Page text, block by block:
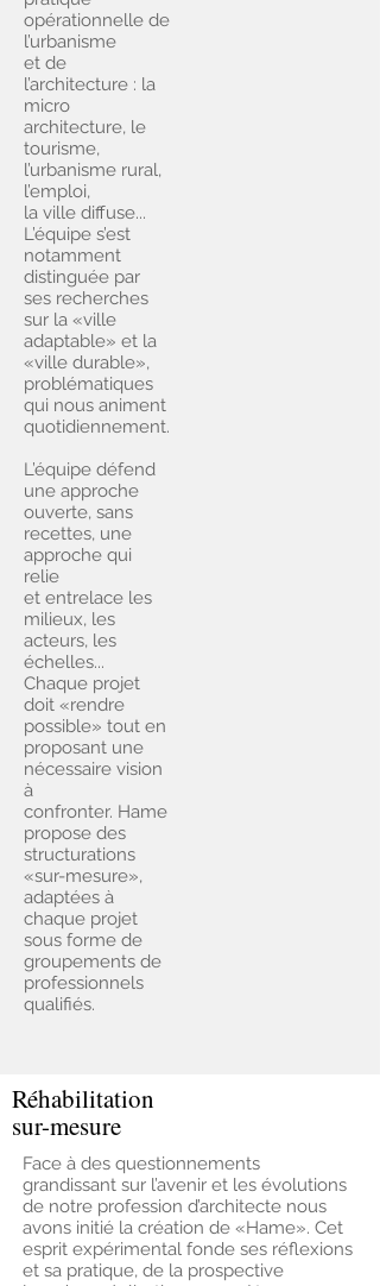
opérationnelle de
l’urbanisme
et de
l’architecture : la
micro
architecture, le
tourisme,
l’urbanisme rural,
l’emploi,
la ville diffuse...
L’équipe s’est
notamment
distinguée par
ses recherches
sur la «ville
adaptable» et la
«ville durable»,
problématiques
qui nous animent
quotidiennement.
L’équipe défend
une approche
ouverte, sans
recettes, une
approche qui
relie
et entrelace les
milieux, les
acteurs, les
échelles...
Chaque projet
doit «rendre
possible» tout en
proposant une
nécessaire vision
à
confronter. Hame
propose des
structurations
«sur-mesure»,
adaptées à
chaque projet
sous forme de
groupements de
professionnels
qualifiés.
Réhabilitation
sur-mesure
Face à des questionnements
grandissant sur l’avenir et les évolutions
de notre profession d’architecte nous
avons initié la création de «Hame». Cet
esprit expérimental fonde ses réflexions
et sa pratique, de la prospective